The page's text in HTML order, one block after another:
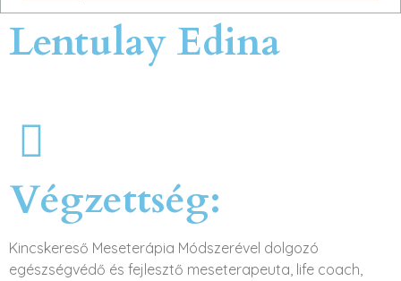
Lentulay Edina
Végzettség:
Kincskereső Meseterápia Módszerével dolgozó
egészségvédő és fejlesztő meseterapeuta, life coach,